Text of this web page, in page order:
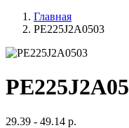
Главная
PE225J2A0503
29.39 - 49.14 р.